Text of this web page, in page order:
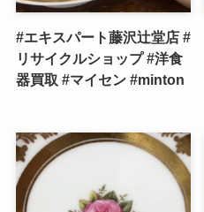
#エキスパート藤沢辻堂店 #
リサイクルショップ #洋食
器買取 #マイセン #minton